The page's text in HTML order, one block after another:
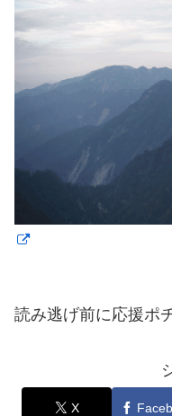
読み逃げ前に応援ポ
X